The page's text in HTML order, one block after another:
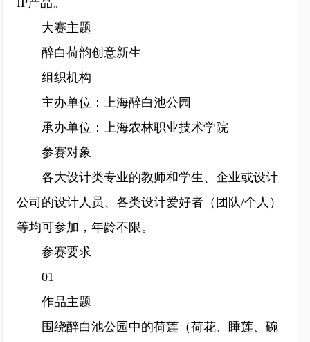
IP产品。
大赛主题
醉白荷韵创意新生
组织机构
主办单位：上海醉白池公园
承办单位：上海农林职业技术学院
参赛对象
各大设计类专业的教师和学生、企业或设计
公司的设计人员、各类设计爱好者（团队/个人）
等均可参加，年龄不限。
参赛要求
01
作品主题
围绕醉白池公园中的荷莲（荷花、睡莲、碗